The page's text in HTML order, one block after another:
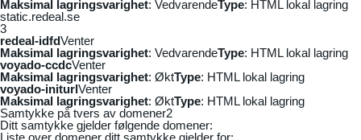
Maksimal lagringsvarighet: VedvarendeType: HTML lokal lagring
static.redeal.se
3
redeal-idfdVenter
Maksimal lagringsvarighet: VedvarendeType: HTML lokal lagring
voyado-ccdcVenter
Maksimal lagringsvarighet: ØktType: HTML lokal lagring
voyado-initurlVenter
Maksimal lagringsvarighet: ØktType: HTML lokal lagring
Samtykke på tvers av domener2
Ditt samtykke gjelder følgende domener:
Liste over domener ditt samtykke gjelder for: